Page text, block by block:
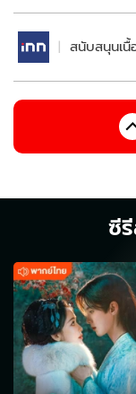
สนับสนุนเนื้
ซี